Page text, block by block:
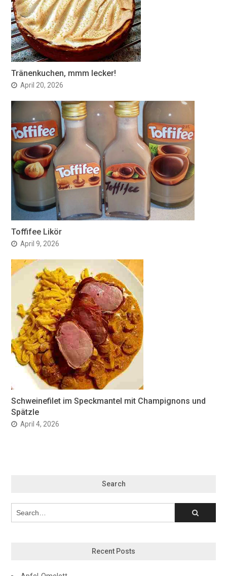
Tränenkuchen, mmm lecker!
April 20, 2026
Toffifee Likör
April 9, 2026
Schweinefilet im Speckmantel mit Champignons und
Spätzle
April 4, 2026
Search
Recent Posts